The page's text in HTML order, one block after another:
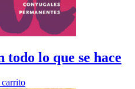
lo que se hace